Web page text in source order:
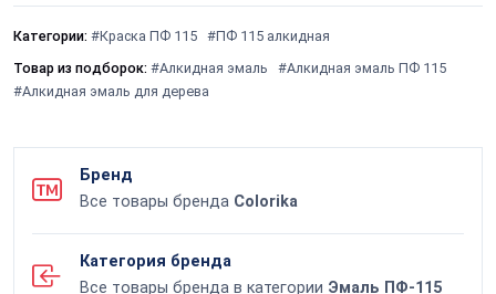
Категории: #Краска ПФ 115 #ПФ 115 алкидная
Товар из подборок: #Алкидная эмаль
#Алкидная эмаль ПФ 115
#Алкидная эмаль для дерева
Бренд
Все товары бренда Colorika
Категория бренда
Все товары бренда в категории Эмаль ПФ-115